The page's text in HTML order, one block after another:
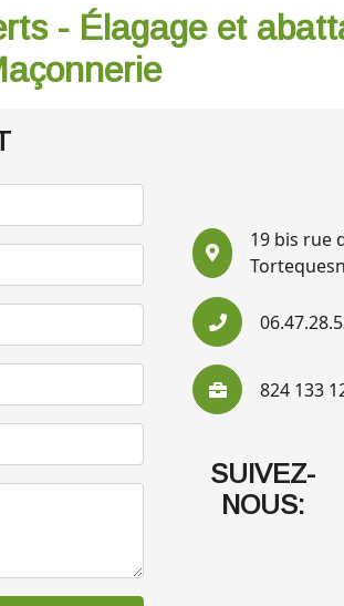
- Élagage et
19 bis rue
824 133
SUIVEZ-
NOUS: